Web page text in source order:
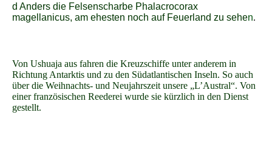
d Anders die Felsenscharbe Phalacrocorax
magellanicus, am ehesten noch auf Feuerland zu sehen.
Von Ushuaja aus fahren die Kreuzschiffe unter anderem in
Richtung Antarktis und zu den Südatlantischen Inseln. So auch
über die Weihnachts- und Neujahrszeit unsere „L’Austral“. Von
einer französischen Reederei wurde sie kürzlich in den Dienst
gestellt.